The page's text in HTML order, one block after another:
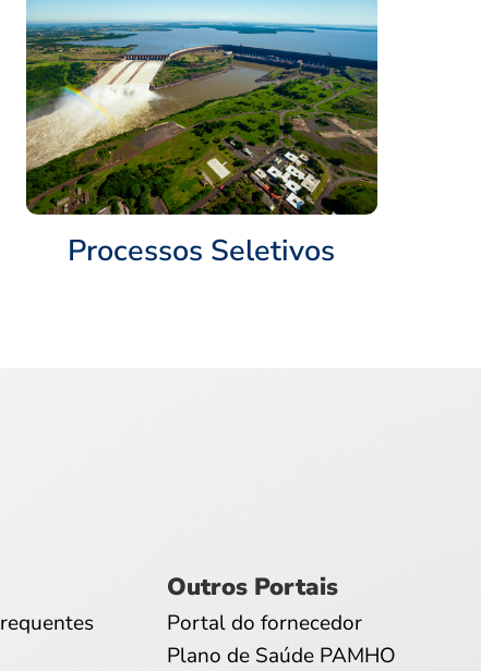
Processos Seletivos
Outros Portais
Portal do fornecedor
Plano de Saúde PAMHO